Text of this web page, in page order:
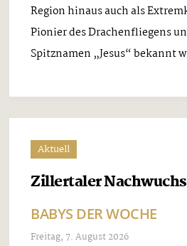
Region hinaus auch als
Pionier des Drachenfliegens
Spitznamen „Jesus“ bekannt
Aktuell
Zillertaler Nachwuchs
BABYS DER WOCHE
Freitag, 7. August 2026